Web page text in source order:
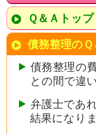
Ｑ＆Ａトップ
債務整理のＱ
債務整理の
との間で違
弁護士であ
結果になり